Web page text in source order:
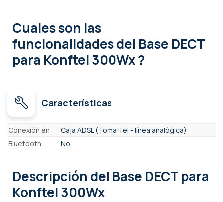
Cuales son las
funcionalidadesdel Base DECT
para Konftel 300Wx ?
Características
Características
Conexión en
Caja ADSL (Toma Tel - línea analógica)
Bluetooth
No
Descripción del Base DECT para
Konftel 300Wx